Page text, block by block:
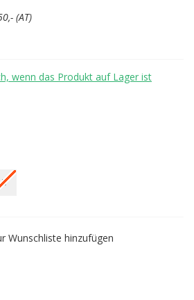
(AT)
wenn das Produkt auf Lager ist
L
Wunschliste hinzufügen